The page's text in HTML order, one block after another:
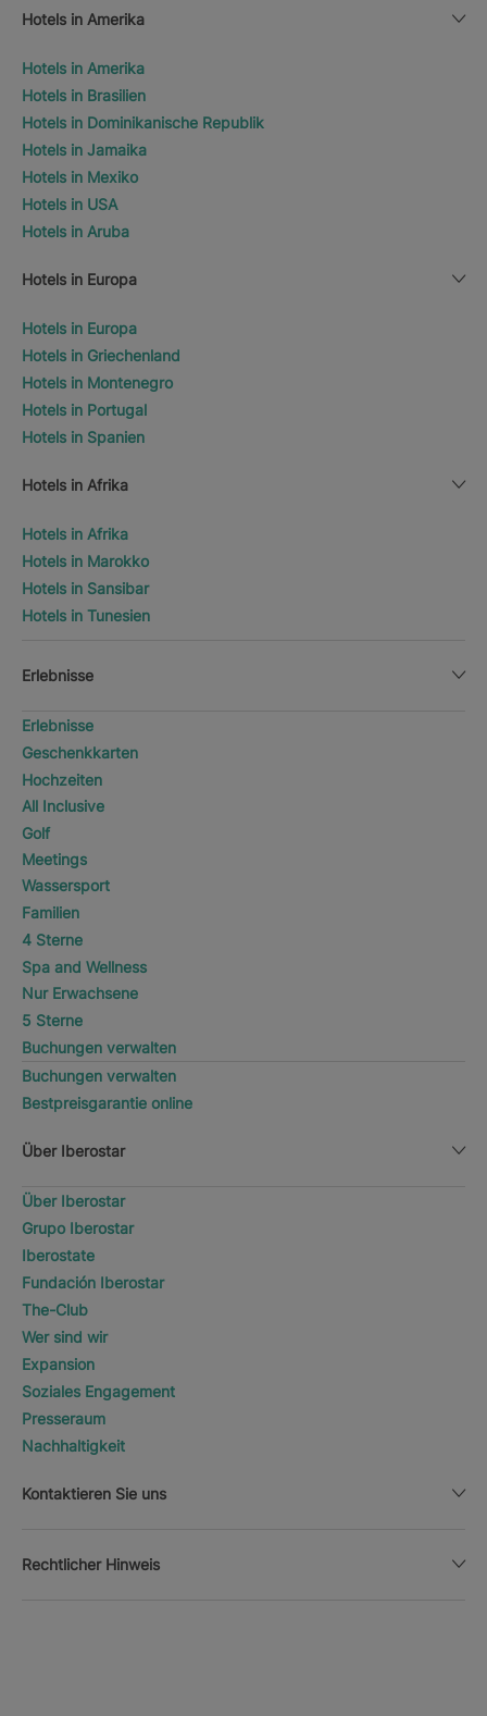
Hotels in Amerika
Hotels in Amerika
Hotels in Brasilien
Hotels in Dominikanische Republik
Hotels in Jamaika
Hotels in Mexiko
Hotels in USA
Hotels in Aruba
Hotels in Europa
Hotels in Europa
Hotels in Griechenland
Hotels in Montenegro
Hotels in Portugal
Hotels in Spanien
Hotels in Afrika
Hotels in Afrika
Hotels in Marokko
Hotels in Sansibar
Hotels in Tunesien
Erlebnisse
Erlebnisse
Geschenkkarten
Hochzeiten
All Inclusive
Golf
Meetings
Wassersport
Familien
4 Sterne
Spa and Wellness
Nur Erwachsene
5 Sterne
Buchungen verwalten
Buchungen verwalten
Bestpreisgarantie online
Über Iberostar
Über Iberostar
Grupo Iberostar
Iberostate
Fundación Iberostar
The-Club
Wer sind wir
Expansion
Soziales Engagement
Presseraum
Nachhaltigkeit
Kontaktieren Sie uns
Rechtlicher Hinweis